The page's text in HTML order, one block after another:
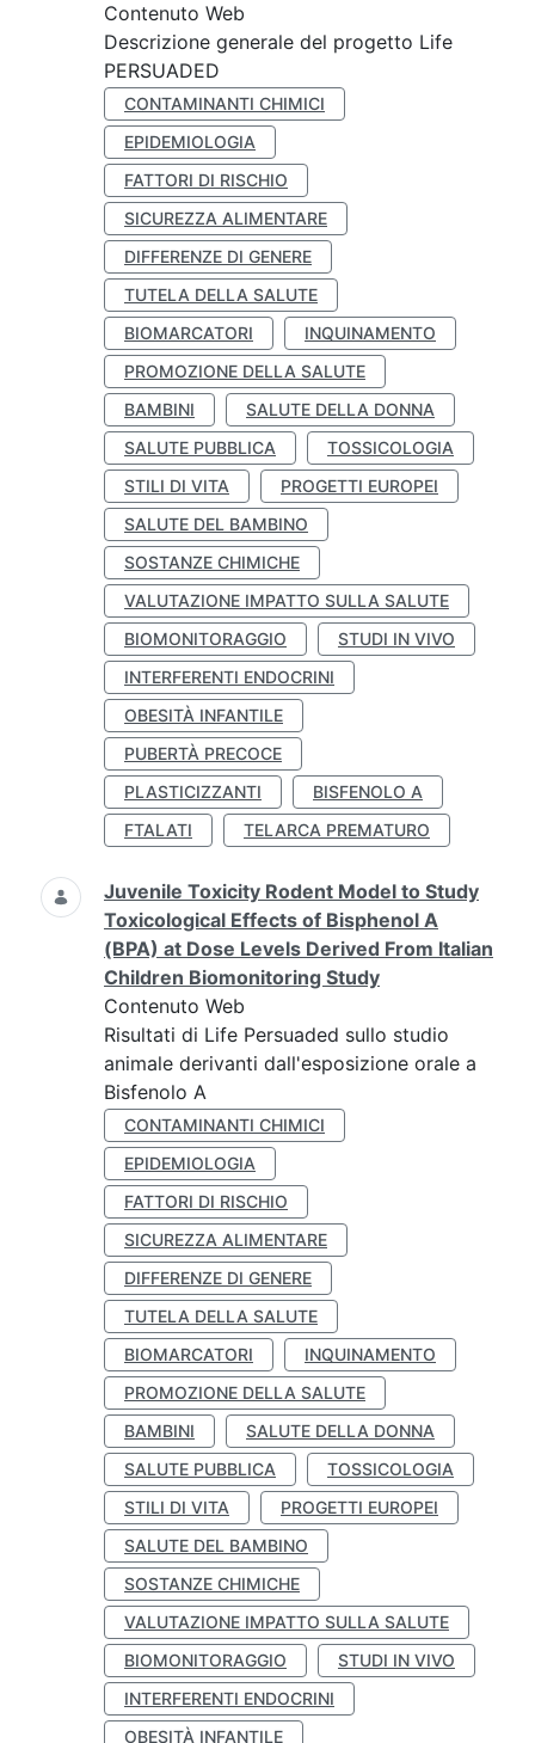
Contenuto Web
Descrizione generale del progetto Life
PERSUADED
CONTAMINANTI CHIMICI
EPIDEMIOLOGIA
FATTORI DI RISCHIO
SICUREZZA ALIMENTARE
DIFFERENZE DI GENERE
TUTELA DELLA SALUTE
BIOMARCATORI
INQUINAMENTO
PROMOZIONE DELLA SALUTE
BAMBINI
SALUTE DELLA DONNA
SALUTE PUBBLICA
TOSSICOLOGIA
STILI DI VITA
PROGETTI EUROPEI
SALUTE DEL BAMBINO
SOSTANZE CHIMICHE
VALUTAZIONE IMPATTO SULLA SALUTE
BIOMONITORAGGIO
STUDI IN VIVO
INTERFERENTI ENDOCRINI
OBESITÀ INFANTILE
PUBERTÀ PRECOCE
PLASTICIZZANTI
BISFENOLO A
FTALATI
TELARCA PREMATURO
Juvenile Toxicity Rodent Model to Study
Toxicological Effects of Bisphenol A
(BPA) at Dose Levels Derived From Italian
Children Biomonitoring Study
Contenuto Web
Risultati di Life Persuaded sullo studio
animale derivanti dall'esposizione orale a
Bisfenolo A
CONTAMINANTI CHIMICI
EPIDEMIOLOGIA
FATTORI DI RISCHIO
SICUREZZA ALIMENTARE
DIFFERENZE DI GENERE
TUTELA DELLA SALUTE
BIOMARCATORI
INQUINAMENTO
PROMOZIONE DELLA SALUTE
BAMBINI
SALUTE DELLA DONNA
SALUTE PUBBLICA
TOSSICOLOGIA
STILI DI VITA
PROGETTI EUROPEI
SALUTE DEL BAMBINO
SOSTANZE CHIMICHE
VALUTAZIONE IMPATTO SULLA SALUTE
BIOMONITORAGGIO
STUDI IN VIVO
INTERFERENTI ENDOCRINI
OBESITÀ INFANTILE